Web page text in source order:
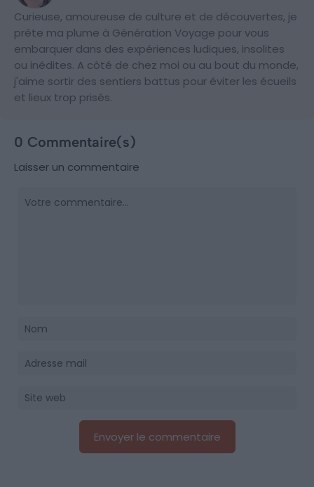
Curieuse, amoureuse de culture et de découvertes, je
prête ma plume à Génération Voyage pour vous
embarquer dans des expériences ludiques, insolites
ou inédites. A côté de chez moi ou au bout du monde,
j'aime sortir des sentiers battus pour éviter les écueils
et lieux trop prisés.
0 Commentaire(s)
Laisser un commentaire